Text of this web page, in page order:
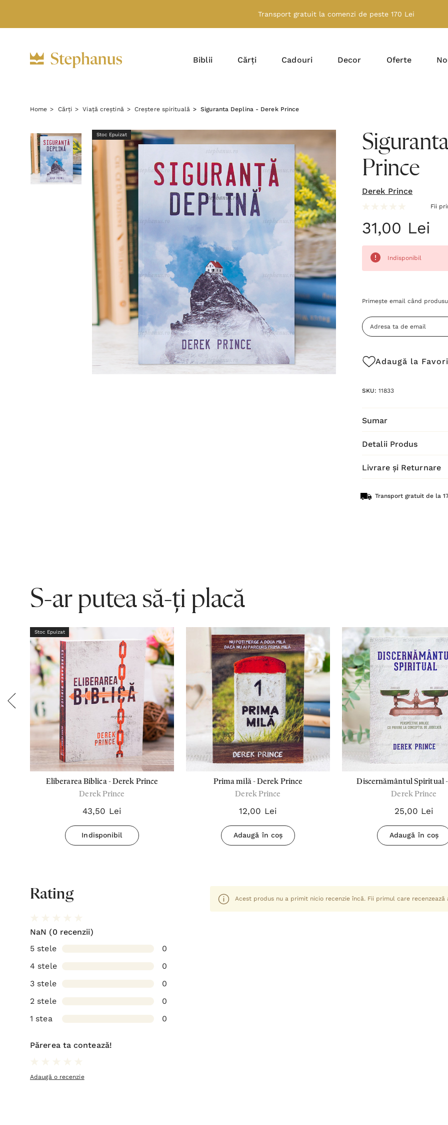
Transport gratuit la comenzi de peste 170 Lei
Biblii Cărți Cadouri Decor Oferte
Home Cărți Viață creștină Creștere spirituală Siguranta Deplina - Derek Prince
Stoc Epuizat
Prince
Derek Prince
Fii
31,00 Lei
Indisponibil
Grăbește-
Stocul
curent
Primește email când
Adaugă la
SKU: 11833
Sumar
Detalii Produs
Livrare și Returnare
Transport gratuit de la
S-ar putea să-ți placă
Stoc Epuizat
Eliberarea Biblica - Derek Prince
Derek Prince
43,50 Lei
Indisponibil
Prima milă - Derek Prince
Derek Prince
12,00 Lei
Adaugă în coș
Discernământul Spiritual
Prince
Derek Prince
25,00 Lei
Adaugă în coș
Rating
NaN (0 recenzii)
5 stele
0
4 stele
0
3 stele
0
2 stele
0
1 stea
0
Părerea ta contează!
Adaugă o recenzie
Acest produs nu a primit nicio recenzie încă. Fii primul care recenzează